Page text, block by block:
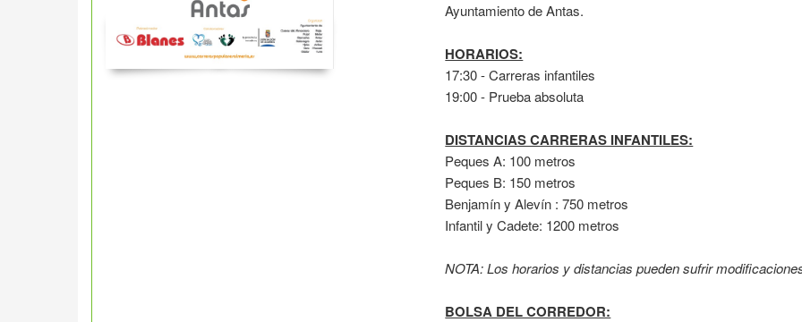
Ayuntamiento de Antas.
HORARIOS:
17:30 - Carreras infantiles
19:00 - Prueba absoluta
DISTANCIAS CARRERAS INFANTILES:
Peques A: 100 metros
Peques B: 150 metros
Benjamín y Alevín : 750 metros
Infantil y Cadete: 1200 metros
NOTA: Los horarios y distancias pueden sufrir
BOLSA DEL CORREDOR: